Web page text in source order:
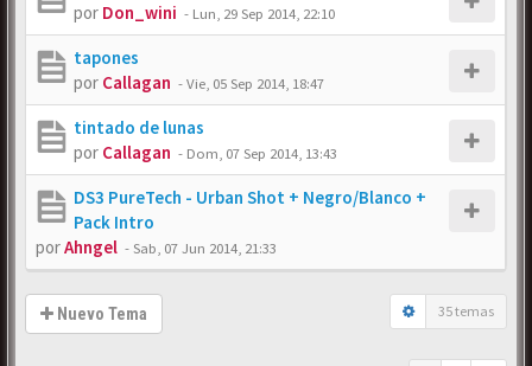
por Don_wini - Lun, 29 Sep 2014, 22:10
tapones
por Callagan -Vie, 05 Sep 2014, 18:47
tintado de lunas
por Callagan - Dom, 07 Sep 2014, 13:43
DS3 PureTech - Urban Shot + Negro/Blanco +
Pack Intro
porAhngel -Sab, 07 Jun 2014, 21:33
Nuevo Tema 35 temas